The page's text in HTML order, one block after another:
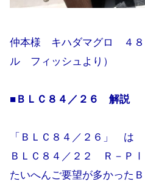
仲本様 キハダマグロ ４
ル フィッシュより）
■ＢＬＣ８４／２６ 解説
「ＢＬＣ８４／２６」
ＢＬＣ８４／２２ Ｒ－Ｐ
たいへんご要望が多かった